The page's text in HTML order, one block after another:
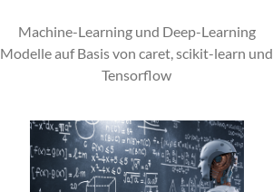
Machine-Learning und Deep-Learning
Modelle auf Basis von caret, scikit-learn und
Tensorflow